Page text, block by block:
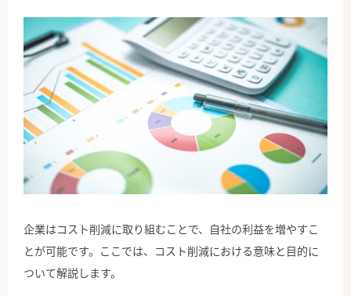
企業はコスト削減に取り組むことで、自社の利益を増やすこ
とが可能です。ここでは、コスト削減における意味と目的に
ついて解説します。